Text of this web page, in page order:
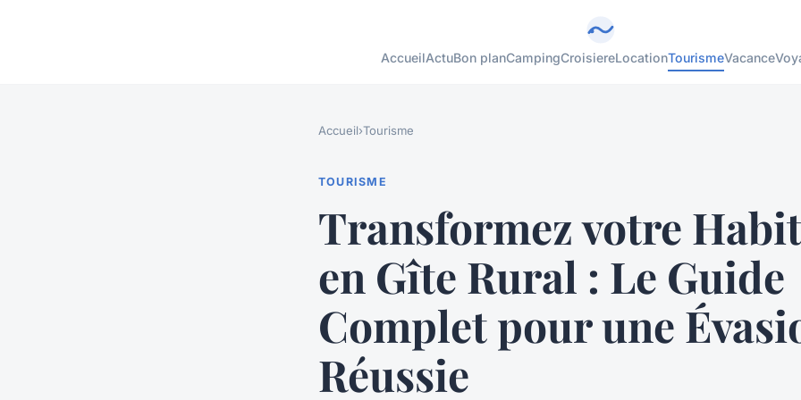
AccueilActuBon planCampingCroisiereLocationTourismeVacance
Accueil›Tourisme
TOURISME
Transformez votre
en Gîte Rural : Le Guide
Complet pour une
Réussie